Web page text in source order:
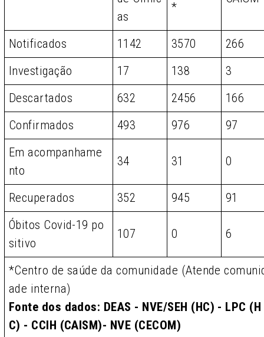
as
*
Notificados 1142 3570
266
Investigação
17 138
3
Descartados
632 2456
166
Confirmados
493 976
97
Em acompanhame
nto
34 31 0
Recuperados 352 945
91
Óbitos Covid-19 po
sitivo
107 0 6
*Centro de saúde da comunidade (Atende
ade interna)
Fonte dos dados: DEAS - NVE/SEH (HC) - LPC (H
C) - CCIH (CAISM)- NVE (CECOM)